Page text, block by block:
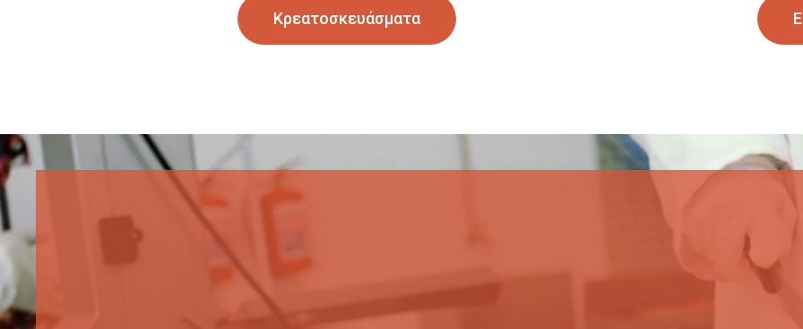
Κρεατοσκευάσματα